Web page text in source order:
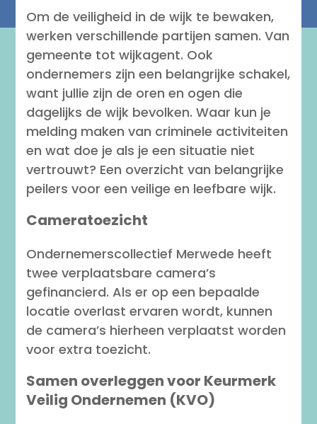
Om de veiligheid in de wijk te bewaken,
werken verschillende partijen samen. Van
gemeente tot wijkagent. Ook
ondernemers zijn een belangrijke schakel,
want jullie zijn de oren en ogen die
dagelijks de wijk bevolken. Waar kun je
melding maken van criminele activiteiten
en wat doe je als je een situatie niet
vertrouwt? Een overzicht van belangrijke
peilers voor een veilige en leefbare wijk.
Cameratoezicht
Ondernemerscollectief Merwede heeft
twee verplaatsbare camera’s
gefinancierd. Als er op een bepaalde
locatie overlast ervaren wordt, kunnen
de camera’s hierheen verplaatst worden
voor extra toezicht.
Samen overleggen voor Keurmerk
Veilig Ondernemen (KVO)